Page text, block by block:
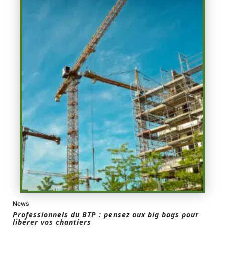
News
Professionnels du BTP : pensez aux big bags pour
libérer vos chantiers